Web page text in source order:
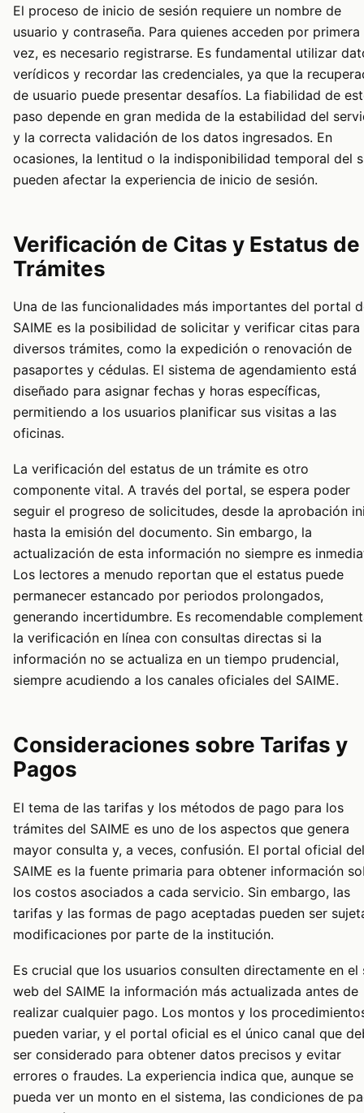
El proceso de inicio de sesión requiere un nombre de
usuario y contraseña. Para quienes acceden por primera
vez, es necesario registrarse. Es fundamental utilizar
verídicos y recordar las credenciales, ya que la
de usuario puede presentar desafíos. La fiabilidad de
paso depende en gran medida de la estabilidad del
y la correcta validación de los datos ingresados. En
ocasiones, la lentitud o la indisponibilidad temporal del
pueden afectar la experiencia de inicio de sesión.
Verificación de Citas y Estatus de
Trámites
Una de las funcionalidades más importantes del portal
SAIME es la posibilidad de solicitar y verificar citas para
diversos trámites, como la expedición o renovación de
pasaportes y cédulas. El sistema de agendamiento está
diseñado para asignar fechas y horas específicas,
permitiendo a los usuarios planificar sus visitas a las
oficinas.
La verificación del estatus de un trámite es otro
componente vital. A través del portal, se espera poder
seguir el progreso de solicitudes, desde la aprobación
hasta la emisión del documento. Sin embargo, la
actualización de esta información no siempre es
Los lectores a menudo reportan que el estatus puede
permanecer estancado por periodos prolongados,
generando incertidumbre. Es recomendable
la verificación en línea con consultas directas si la
información no se actualiza en un tiempo prudencial,
siempre acudiendo a los canales oficiales del SAIME.
Consideraciones sobre Tarifas y
Pagos
El tema de las tarifas y los métodos de pago para los
trámites del SAIME es uno de los aspectos que genera
mayor consulta y, a veces, confusión. El portal oficial del
SAIME es la fuente primaria para obtener información
los costos asociados a cada servicio. Sin embargo, las
tarifas y las formas de pago aceptadas pueden ser
modificaciones por parte de la institución.
Es crucial que los usuarios consulten directamente en el
web del SAIME la información más actualizada antes de
realizar cualquier pago. Los montos y los
pueden variar, y el portal oficial es el único canal que
ser considerado para obtener datos precisos y evitar
errores o fraudes. La experiencia indica que, aunque se
pueda ver un monto en el sistema, las condiciones de